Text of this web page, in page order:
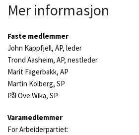
Mer informasjon
Faste medlemmer
John Kappfjell, AP, leder
Trond Aasheim, AP, nestleder
Marit Fagerbakk, AP
Martin Kolberg, SP
Pål Ove Wika, SP
Varamedlemmer
For Arbeiderpartiet: